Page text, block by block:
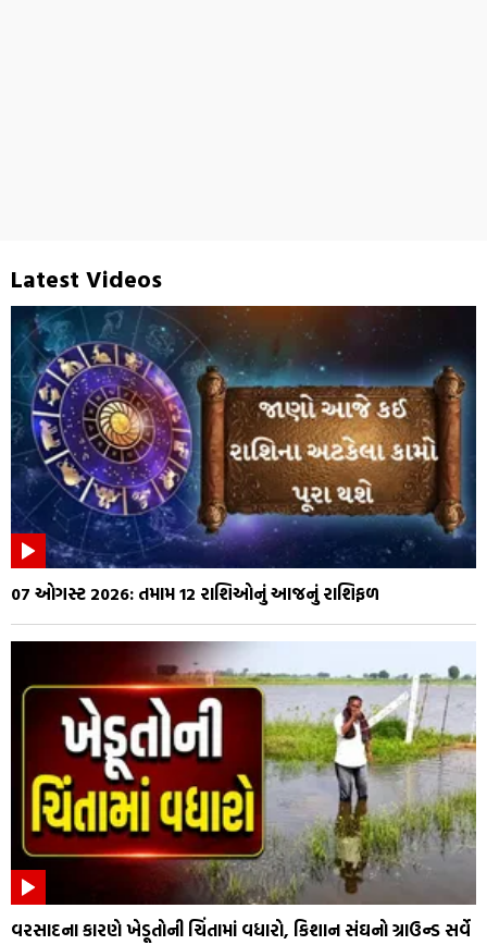
Latest Videos
07 ઓગસ્ટ 2026: તમામ 12 રાશિઓનું આજનું રાશિફળ
વરસાદના કારણે ખેડૂતોની ચિંતામાં વધારો, કિશાન સંઘનો ગ્રાઉન્ડ સર્વે